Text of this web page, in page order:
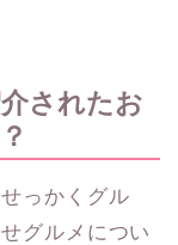
されたお
っかくグル
グルメについ